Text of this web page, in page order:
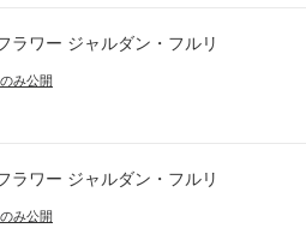
ラワー ジャルダン・フルリ
み公開
ラワー ジャルダン・フルリ
み公開